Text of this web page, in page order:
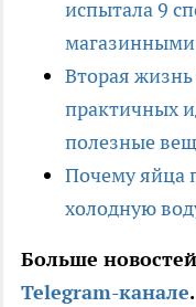
испытала 9
магазинными
Вторая жизнь
практичных
полезные
Почему яйца
холодную
Больше
Telegram-канале.